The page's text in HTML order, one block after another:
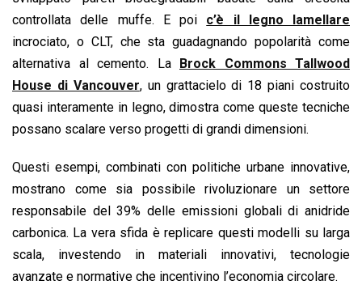
controllata delle muffe. E poi c’è il legno lamellare
incrociato, o CLT, che sta guadagnando popolarità come
alternativa al cemento. La
Brock Commons Tallwood
House di Vancouver, un grattacielo di 18 piani costruito
quasi interamente in legno, dimostra come queste tecniche
possano scalare verso progetti di grandi dimensioni.
Questi esempi, combinati con politiche urbane innovative,
mostrano come sia possibile rivoluzionare un settore
responsabile del 39% delle emissioni globali di anidride
carbonica. La vera sfida è replicare questi modelli su larga
scala, investendo in materiali innovativi, tecnologie
avanzate e normative che incentivino l’economia circolare.